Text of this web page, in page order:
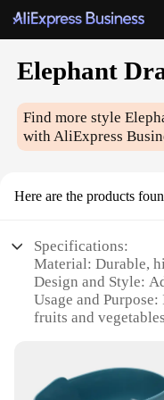
Elephant
Find more style
with AliExpress
Here are the products
Specifications:
Material: Durable,
Design and Style:
Usage and
fruits and vegetables
Shape or Size or
for easy storage